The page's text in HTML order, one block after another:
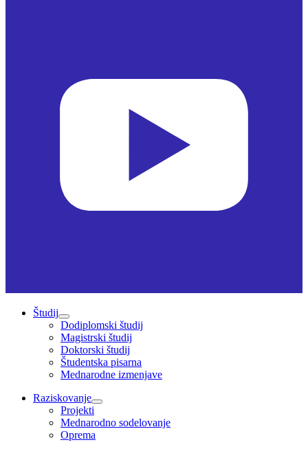
Študij
Dodiplomski študij
Magistrski študij
Doktorski študij
Študentska pisarna
Mednarodne izmenjave
Raziskovanje
Projekti
Mednarodno sodelovanje
Oprema